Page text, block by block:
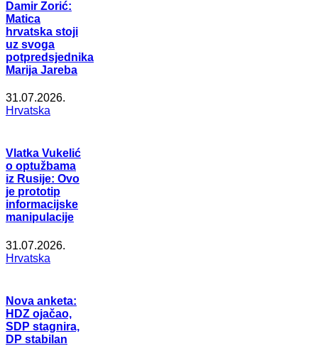
Damir Zorić:
Matica
hrvatska stoji
uz svoga
potpredsjednika
Marija Jareba
31.07.2026.
Hrvatska
Vlatka Vukelić
o optužbama
iz Rusije: Ovo
je prototip
informacijske
manipulacije
31.07.2026.
Hrvatska
Nova anketa:
HDZ ojačao,
SDP stagnira,
DP stabilan